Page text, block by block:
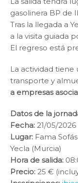
gasolinera BP de
Tras la llegada a
a la visita guiada
El regreso está
La actividad tiene
transporte y
a empresas
Datos de la
Fecha: 21/05/2026
Lugar: Fama
Yecla (Murcia)
Hora de salida:
Precio: 25 €